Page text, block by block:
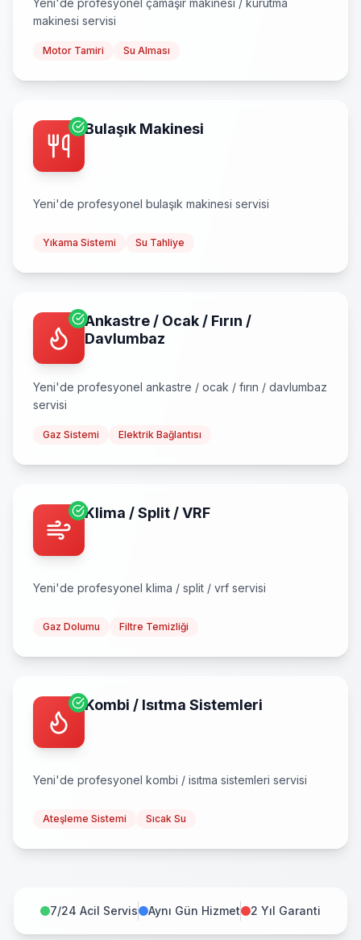
Yeni'de profesyonel çamaşır makinesi / kurutma
makinesi servisi
Motor Tamiri Su Alması
Bulaşık Makinesi
Yeni'de profesyonel bulaşık makinesi servisi
Yıkama Sistemi Su Tahliye
Ankastre / Ocak / Fırın /
Davlumbaz
Yeni'de profesyonel ankastre / ocak / fırın / davlumbaz
servisi
Gaz Sistemi Elektrik Bağlantısı
Klima / Split / VRF
Yeni'de profesyonel klima / split / vrf servisi
Gaz Dolumu Filtre Temizliği
Kombi / Isıtma Sistemleri
Yeni'de profesyonel kombi / isıtma sistemleri servisi
Ateşleme Sistemi Sıcak Su
7/24 Acil Servis Aynı Gün Hizmet 2 Yıl Garanti